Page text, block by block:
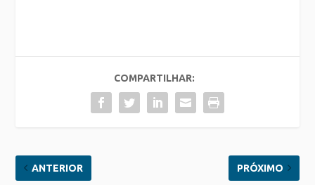
COMPARTILHAR:
ANTERIOR PRÓXIMO